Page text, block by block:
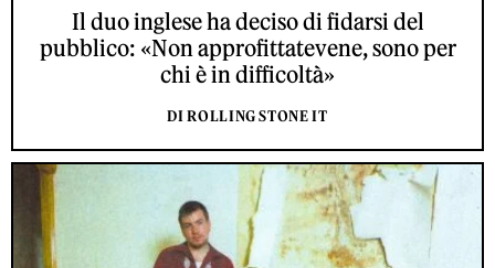
Il duo inglese ha deciso di fidarsi del
pubblico: «Non approfittatevene, sono per
chi è in difficoltà»
DI ROLLING STONE IT